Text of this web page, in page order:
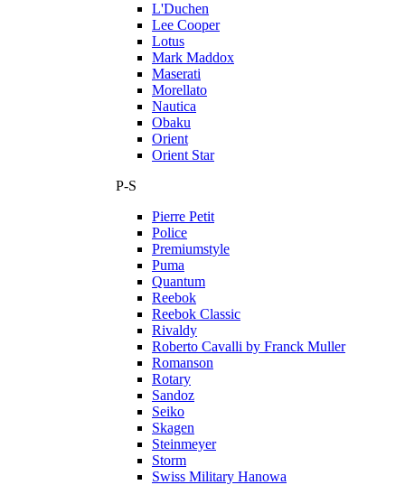
L'Duchen
Lee Cooper
Lotus
Mark Maddox
Maserati
Morellato
Nautica
Obaku
Orient
Orient Star
P-S
Pierre Petit
Police
Premiumstyle
Puma
Quantum
Reebok
Reebok Classic
Rivaldy
Roberto Cavalli by Franck Muller
Romanson
Rotary
Sandoz
Seiko
Skagen
Steinmeyer
Storm
Swiss Military Hanowa